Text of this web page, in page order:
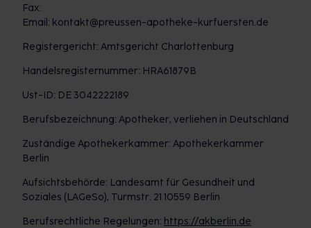
Fax:
Email: kontakt@preussen-apotheke-kurfuersten.de
Registergericht: Amtsgericht Charlottenburg
Handelsregisternummer: HRA61879B
Ust-ID: DE 3042222189
Berufsbezeichnung: Apotheker, verliehen in Deutschland
Zuständige Apothekerkammer: Apothekerkammer
Berlin
Aufsichtsbehörde: Landesamt für Gesundheit und
Soziales (LAGeSo), Turmstr. 21 10559 Berlin
Berufsrechtliche Regelungen: https://akberlin.de